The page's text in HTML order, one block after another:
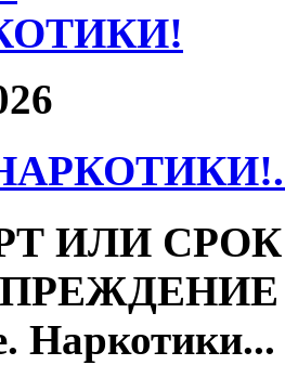
ИЛИ
Наркотики...